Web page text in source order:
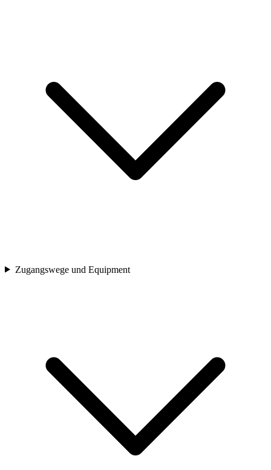
Zugangswege und Equipment